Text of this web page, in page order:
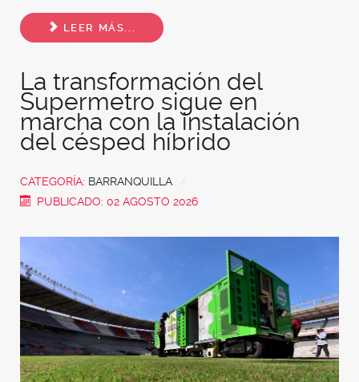
Share
LEER MÁS...
La transformación del
Supermetro sigue en
marcha con la instalación
del césped híbrido
CATEGORÍA: BARRANQUILLA
PUBLICADO: 02 AGOSTO 2026